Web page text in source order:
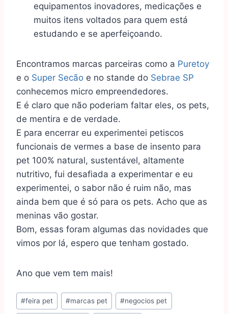
equipamentos inovadores, medicações e
muitos itens voltados para quem está
estudando e se aperfeiçoando.
Encontramos marcas parceiras como a Puretoy
e o Super Secão e no stande do Sebrae SP
conhecemos micro empreendedores.
E é claro que não poderiam faltar eles, os pets,
de mentira e de verdade.
E para encerrar eu experimentei petiscos
funcionais de vermes a base de insento para
pet 100% natural, sustentável, altamente
nutritivo, fui desafiada a experimentar e eu
experimentei, o sabor não é ruim não, mas
ainda bem que é só para os pets. Acho que as
meninas vão gostar.
Bom, essas foram algumas das novidades que
vimos por lá, espero que tenham gostado.
Ano que vem tem mais!
#feira pet #marcas pet #negocios pet